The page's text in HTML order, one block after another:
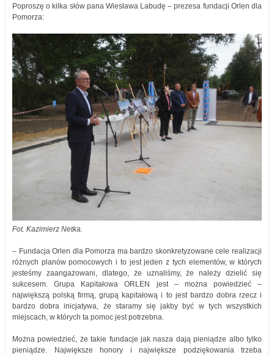
Poproszę o kilka słów pana Wiesława Labudę – prezesa fundacji Orlen dla
Pomorza:
Fot. Kazimierz Netka.
– Fundacja Orlen dla Pomorza ma bardzo skonkretyzowane cele realizacji
różnych planów pomocowych i to jest jeden z tych elementów, w których
jesteśmy zaangażowani, dlatego, że uznaliśmy, że należy dzielić się
sukcesem. Grupa Kapitałowa ORLEN jest – można powiedzieć –
największą polską firmą, grupą kapitałową i to jest bardzo dobra rzecz i
bardzo dobra inicjatywa, że staramy się jakby być w tych wszystkich
miejscach, w których ta pomoc jest potrzebna.
Można powiedzieć, że takie fundacje jak nasza dają pieniądze albo tylko
pieniądze. Największe honory i największe podziękowania trzeba